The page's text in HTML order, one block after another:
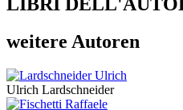
weitere Autoren
Ulrich Lardschneider